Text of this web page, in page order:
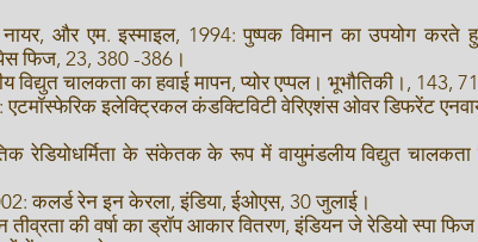
और एम. इस्माइल, 1994: पुष्पक विमान का उपयोग करते हुए
फिज, 23, 380 -386।
चालकता का हवाई मापन, प्योर एप्पल। भूभौतिकी।, 143,
इलेक्ट्रिकल कंडक्टिविटी वेरिएशंस ओवर डिफरेंट
रेडियोधर्मिता के संकेतक के रूप में वायुमंडलीय विद्युत चालकता
कलर्ड रेन इन केरला, इंडिया, ईओएस, 30 जुलाई।
की वर्षा का ड्रॉप आकार वितरण, इंडियन जे रेडियो स्पा